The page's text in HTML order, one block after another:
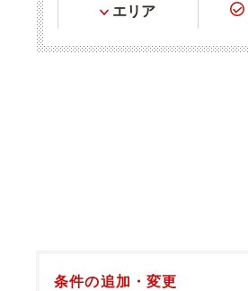
エリア
条件の追加・変更